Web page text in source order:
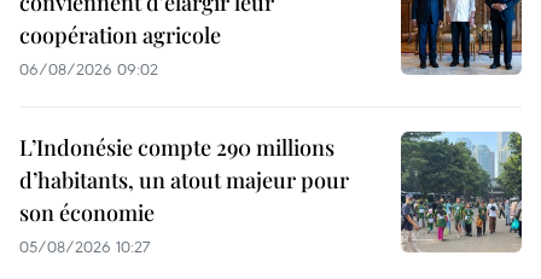
coopération agricole
06/08/2026 09:02
L’Indonésie compte 290 millions
d’habitants, un atout majeur pour
son économie
05/08/2026 10:27